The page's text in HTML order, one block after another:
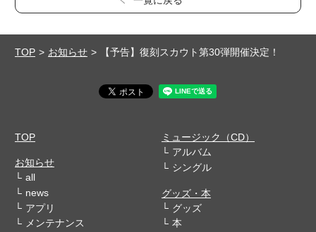
TOP お知らせ 【予告】復刻スカウト第30弾開催決定！
TOP
お知らせ
all
news
アプリ
メンテナンス
ミュージック（CD）
アルバム
シングル
グッズ・本
グッズ
本